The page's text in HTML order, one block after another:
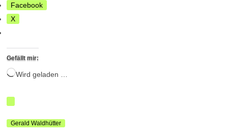
Facebook
X
Gefällt mir:
Wird geladen …
Gerald Waldhütter